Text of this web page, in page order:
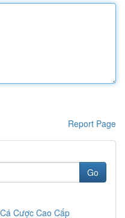
Report Page
Go
Cược Cao Cấp